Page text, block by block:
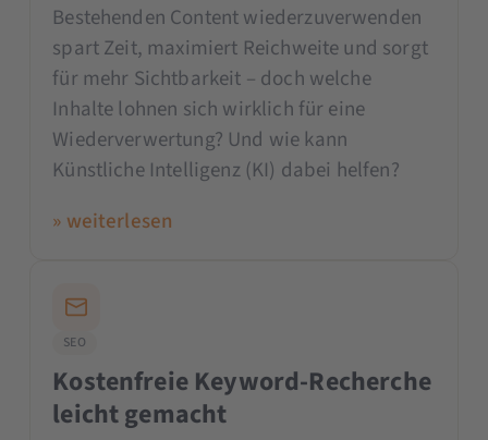
Bestehenden Content wiederzuverwenden
spart Zeit, maximiert Reichweite und sorgt
für mehr Sichtbarkeit – doch welche
Inhalte lohnen sich wirklich für eine
Wiederverwertung? Und wie kann
Künstliche Intelligenz (KI) dabei helfen?
» weiterlesen
SEO
Kostenfreie Keyword-Recherche
leicht gemacht